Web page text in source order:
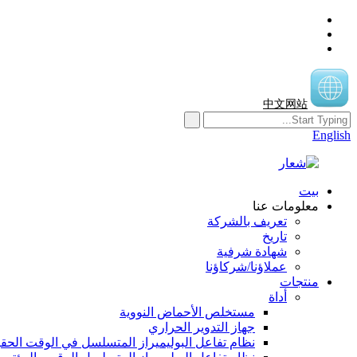
中文网站
English
بيت
معلومات عنا
تعريف بالشركة
تاريخ
شهادة شرفية
عملاؤنا/شركاؤنا
منتجات
أداة
مستخلص الأحماض النووية
جهاز التدوير الحراري
نظام تفاعل البوليميراز المتسلسل في الوقت